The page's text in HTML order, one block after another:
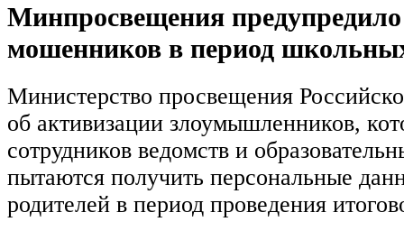
Минпросвещения
мошенников в период
Министерство просвещения
об активизации злоумышленников,
сотрудников ведомств и
пытаются получить персональные
родителей в период проведения